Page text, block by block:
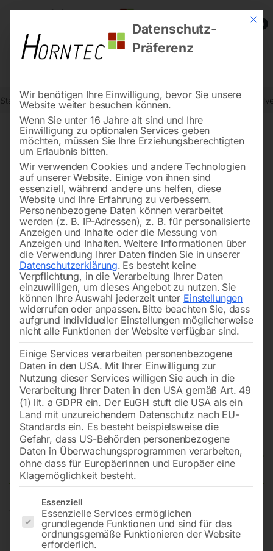
0
Start Drucklufttechnologie Druckluft-Verrohrungssystem
Winkelverbinder
W-ST 28
Mit
Datenschutz-
Präferenz
Wir benötigen Ihre Einwilligung, bevor Sie unsere
Website weiter besuchen können.
Wenn Sie unter 16 Jahre alt sind und Ihre
Einwilligung zu optionalen Services geben
möchten, müssen Sie Ihre Erziehungsberechtigten
um Erlaubnis bitten.
Wir verwenden Cookies und andere Technologien
auf unserer Website. Einige von ihnen sind
essenziell, während andere uns helfen, diese
Website und Ihre Erfahrung zu verbessern.
Personenbezogene Daten können verarbeitet
werden (z. B. IP-Adressen), z. B. für personalisierte
Anzeigen und Inhalte oder die Messung von
Anzeigen und Inhalten. Weitere Informationen über
die Verwendung Ihrer Daten finden Sie in unserer
Datenschutzerklärung. Es besteht keine
Verpflichtung, in die Verarbeitung Ihrer Daten
einzuwilligen, um dieses Angebot zu nutzen. Sie
können Ihre Auswahl jederzeit unter Einstellungen
widerrufen oder anpassen. Bitte beachten Sie, dass
aufgrund individueller Einstellungen möglicherweise
nicht alle Funktionen der Website verfügbar sind.
Einige Services verarbeiten personenbezogene
Daten in den USA. Mit Ihrer Einwilligung zur
Nutzung dieser Services willigen Sie auch in die
Verarbeitung Ihrer Daten in den USA gemäß Art. 49
(1) lit. a GDPR ein. Der EuGH stuft die USA als ein
Land mit unzureichendem Datenschutz nach EU-
Standards ein. Es besteht beispielsweise die
Gefahr, dass US-Behörden personenbezogene
Daten in Überwachungsprogrammen verarbeiten,
ohne dass für Europäerinnen und Europäer eine
Klagemöglichkeit besteht.
Es folgt eine Liste der Service-Gruppen, für die eine
Essenziell
Essenzielle Services ermöglichen
grundlegende Funktionen und sind für das
ordnungsgemäße Funktionieren der Website
erforderlich.